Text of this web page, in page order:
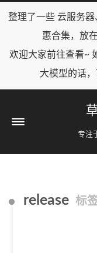
整理了一些 云服务
惠合集，放
欢迎大家前往查看~
大模型的话
专注
release 标